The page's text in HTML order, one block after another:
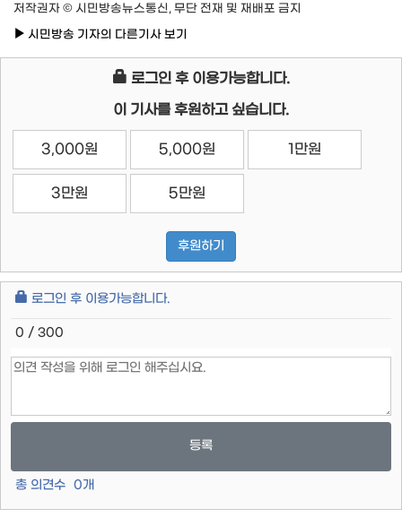
저작권자 © 시민방송뉴스통신, 무단 전재 및 재배포 금지
시민방송 기자의 다른기사 보기
로그인 후 이용가능합니다.
이 기사를 후원하고 싶습니다.
3,000원 5,000원 1만원
3만원 5만원
후원하기
로그인 후 이용가능합니다.
0 / 300
등록
총 의견수 0개